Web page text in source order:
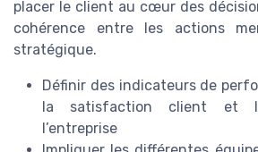
placer le client au cœur des
cohérence entre les actions
stratégique.
Définir des indicateurs de
la satisfaction client et
l’entreprise